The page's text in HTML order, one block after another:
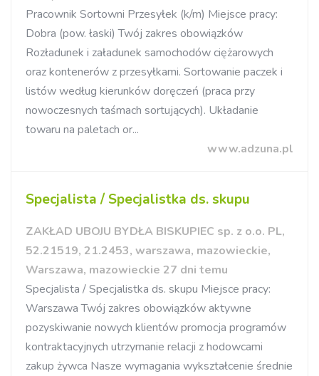
Pracownik Sortowni Przesyłek (k/m) Miejsce pracy:
Dobra (pow. łaski) Twój zakres obowiązków
Rozładunek i załadunek samochodów ciężarowych
oraz kontenerów z przesyłkami. Sortowanie paczek i
listów według kierunków doręczeń (praca przy
nowoczesnych taśmach sortujących). Układanie
towaru na paletach or...
www.adzuna.pl
Specjalista / Specjalistka ds. skupu
ZAKŁAD UBOJU BYDŁA BISKUPIEC sp. z o.o. PL,
52.21519, 21.2453, warszawa, mazowieckie,
Warszawa, mazowieckie 27 dni temu
Specjalista / Specjalistka ds. skupu Miejsce pracy:
Warszawa Twój zakres obowiązków aktywne
pozyskiwanie nowych klientów promocja programów
kontraktacyjnych utrzymanie relacji z hodowcami
zakup żywca Nasze wymagania wykształcenie średnie